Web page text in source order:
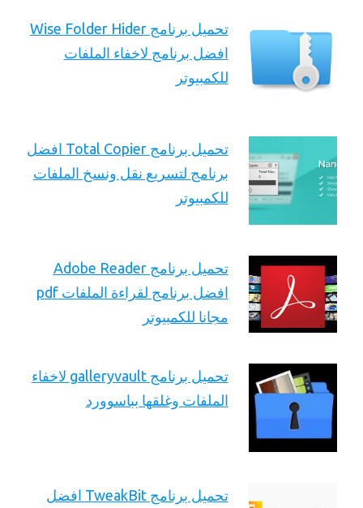
تحميل برنامج Wise Folder Hider
افضل برنامج لاخفاء الملفات
للكمبيوتر
تحميل برنامج Total Copier افضل
برنامج لتسريع نقل ونسخ الملفات
للكمبيوتر
تحميل برنامج Adobe Reader
افضل برنامج لقراءة الملفات pdf
مجانا للكمبيوتر
تحميل برنامج galleryvault لاخفاء
الملفات وغلقها بباسوورد
تحميل برنامج TweakBit افضل